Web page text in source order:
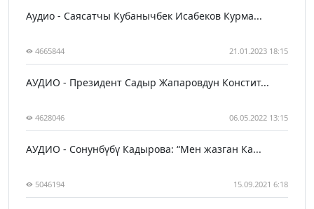
Аудио - Саясатчы Кубанычбек Исабеков Курма...
4665844 21.01.2023 18:15
АУДИО - Президент Садыр Жапаровдун Констит...
4628046 06.05.2022 13:15
АУДИО - Сонунбүбү Кадырова: “Мен жазган Ка...
5046194 15.09.2021 6:18